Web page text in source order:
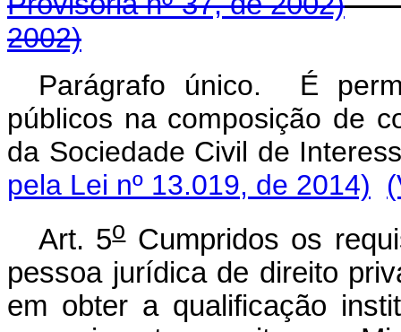
2002)
Parágrafo único. É
públicos na composição de
da Sociedade Civil de
pela Lei nº 13.019, de 2014)
Art. 5oCumpridos os
pessoa jurídica de direito
em obter a qualificação